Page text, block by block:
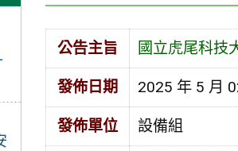
公告主旨 國立虎尾科技
發佈日期 2025 年 5 月
發佈單位 設備組